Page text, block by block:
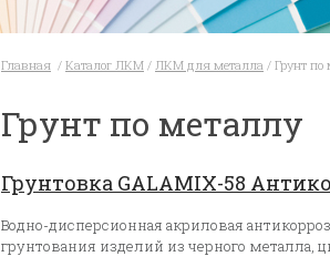
Главная / Каталог ЛКМ / ЛКМ для металла / Грунт по
Грунт по металлу
Грунтовка GALAMIX-58
Водно-дисперсионная акриловая
грунтования изделий из черного металла,